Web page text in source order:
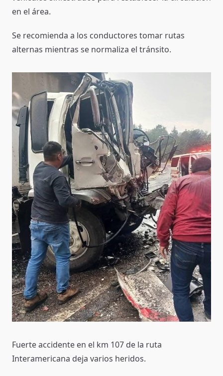
en el área.
Se recomienda a los conductores tomar rutas
alternas mientras se normaliza el tránsito.
Fuerte accidente en el km 107 de la ruta
Interamericana deja varios heridos.